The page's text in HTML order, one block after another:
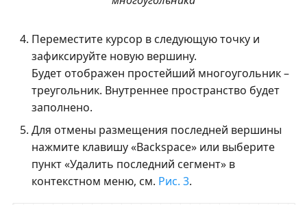
Переместите курсор в следующую точку и
зафиксируйте новую вершину.
Будет отображен простейший многоугольник –
треугольник. Внутреннее пространство будет
заполнено.
Для отмены размещения последней вершины
нажмите клавишу «Backspace» или выберите
пункт «Удалить последний сегмент» в
контекстном меню, см. Рис. 3.